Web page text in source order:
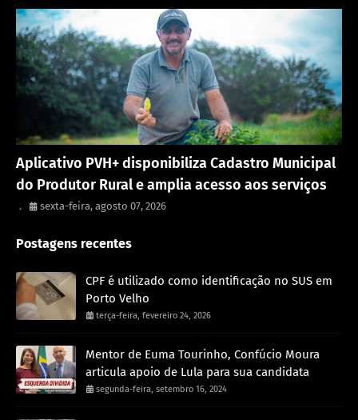
Aplicativo PVH+ disponibiliza Cadastro Municipal
do Produtor Rural e amplia acesso aos serviços
. sexta-feira, agosto 07, 2026
Postagens recentes
CPF é utilizado como identificação no SUS em
Porto Velho
terça-feira, fevereiro 24, 2026
Mentor de Euma Tourinho, Confúcio Moura
articula apoio de Lula para sua candidata
segunda-feira, setembro 16, 2024